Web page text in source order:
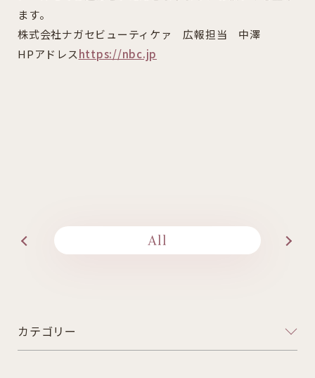
カテゴリー
ます。
株式会社ナガセビューティケァ 広報担当 中澤
HPアドレスhttps://nbc.jp
All